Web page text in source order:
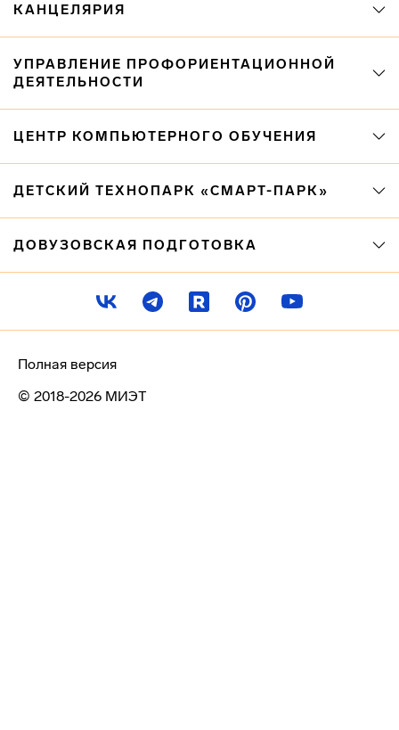
КАНЦЕЛЯРИЯ
УПРАВЛЕНИЕ ПРОФОРИЕНТАЦИОННОЙ
ДЕЯТЕЛЬНОСТИ
ЦЕНТР КОМПЬЮТЕРНОГО ОБУЧЕНИЯ
ДЕТСКИЙ ТЕХНОПАРК «СМАРТ-ПАРК»
ДОВУЗОВСКАЯ ПОДГОТОВКА
© 2018-2026 МИЭТ
Полная версия